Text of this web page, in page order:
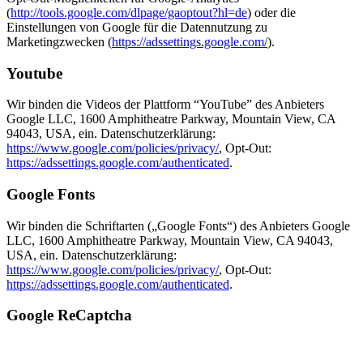
(http://tools.google.com/dlpage/gaoptout?hl=de) oder die
Einstellungen von Google für die Datennutzung zu
Marketingzwecken (https://adssettings.google.com/).
Youtube
Wir binden die Videos der Plattform “YouTube” des Anbieters
Google LLC, 1600 Amphitheatre Parkway, Mountain View, CA
94043, USA, ein. Datenschutzerklärung:
https://www.google.com/policies/privacy/, Opt-Out:
https://adssettings.google.com/authenticated.
Google Fonts
Wir binden die Schriftarten („Google Fonts“) des Anbieters Google
LLC, 1600 Amphitheatre Parkway, Mountain View, CA 94043,
USA, ein. Datenschutzerklärung:
https://www.google.com/policies/privacy/, Opt-Out:
https://adssettings.google.com/authenticated.
Google ReCaptcha